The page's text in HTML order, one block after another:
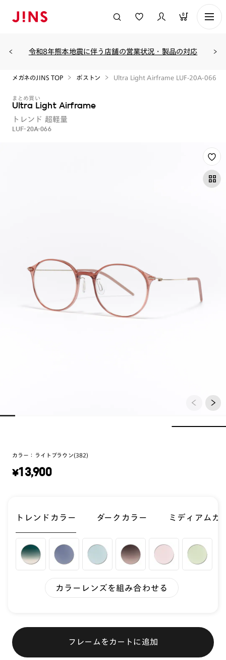
0
令和8年熊本地震に伴う店舗の営業状況・製品の対応
メガネのJINS TOP ボストン Ultra Light Airframe LUF-20A-066
まとめ買い
Ultra Light Airframe
トレンド 超軽量
LUF-20A-066
カラー： ライトブラウン(382)
¥13,900
トレンドカラー ダークカラー ミディアムカ
カラーレンズを組み合わせる
フレームをカートに追加